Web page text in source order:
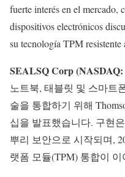
fuerte interés en el mercado,
dispositivos electrónicos
su tecnología TPM resistente
SEALSQ Corp
노트북, 태블릿 및 스마트
술을 통합하기 위해
십을 발표했습니다. 구현
뿌리 보안으로 시작되며,
랫폼 모듈(TPM) 통합이